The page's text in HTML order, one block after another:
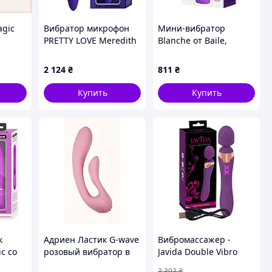
Вибратор микрофон
PRETTY LOVE Meredith
см Sex Aura
2 124 ₴
Купить
Мини-вибратор
Blanche от Baile,
811 ₴
Купить
со
Адриен Ластик G-wave
розовый вибратор в
Вибромассажер -
Javida Double Vibro